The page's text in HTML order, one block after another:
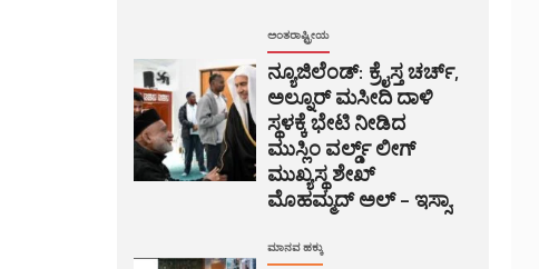
ಅಂತರಾಷ್ಟ್ರೀಯ
ನ್ಯೂಜಿಲೆಂಡ್: ಕ್ರೈಸ್ತ ಚರ್ಚ್,
ಅಲ್ನೂರ್ ಮಸೀದಿ ದಾಳಿ
ಸ್ಥಳಕ್ಕೆ ಭೇಟಿ ನೀಡಿದ
ಮುಸ್ಲಿಂ ವರ್ಲ್ಡ್ ಲೀಗ್
ಮುಖ್ಯಸ್ಥ ಶೇಖ್
ಮೊಹಮ್ಮದ್ ಅಲ್ – ಇಸ್ಸಾ.
ಮಾನವ ಹಕ್ಕು